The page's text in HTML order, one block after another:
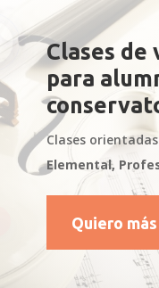
Clases de
para
Clases
Elemental,
Quiero